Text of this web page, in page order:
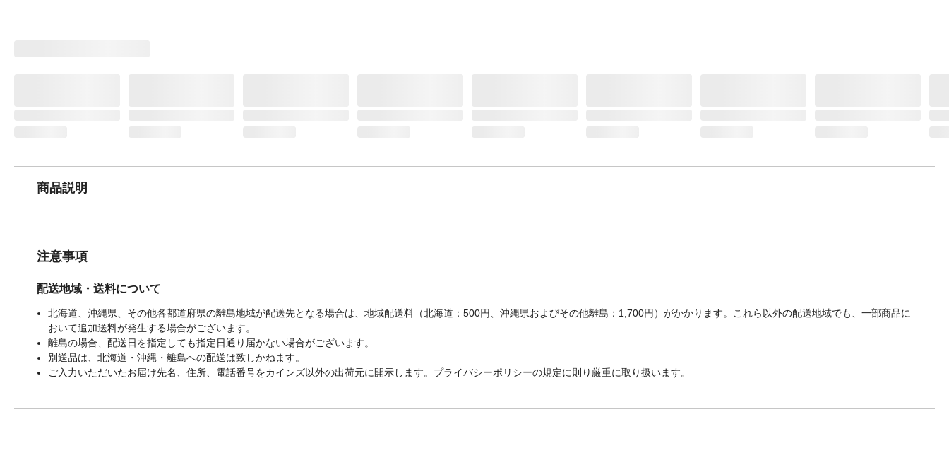
商品説明
注意事項
配送地域・送料について
北海道、沖縄県、その他各都道府県の離島地域が配送先となる場合は、地域配送料（北海道：500円、沖縄県およびその他離島：1,700円）がかかります。これら以外の配送地域でも、一部商品に
おいて追加送料が発生する場合がございます。
離島の場合、配送日を指定しても指定日通り届かない場合がございます。
別送品は、北海道・沖縄・離島への配送は致しかねます。
ご入力いただいたお届け先名、住所、電話番号をカインズ以外の出荷元に開示します。プライバシーポリシーの規定に則り厳重に取り扱います。